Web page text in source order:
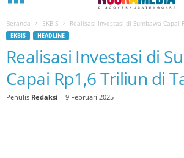
Beranda EKBIS Realisasi Investasi di Sumbawa Capai
EKBIS HEADLINE
Realisasi Investasi di
Capai Rp1,6 Triliun di
Penulis Redaksi - 9 Februari 2025